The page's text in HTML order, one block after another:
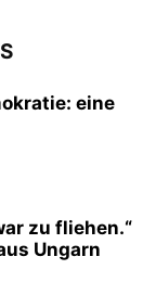
eine
zu fliehen.“
Ungarn